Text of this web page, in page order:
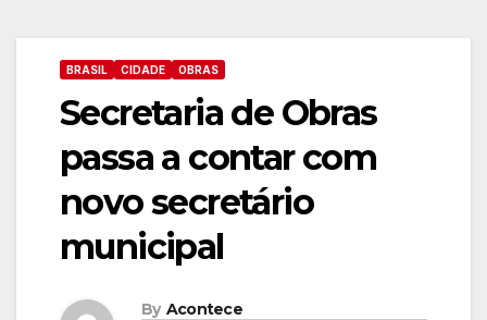
BRASIL CIDADE OBRAS
Secretaria de Obras
passa a contar com
novo secretário
municipal
By Acontece